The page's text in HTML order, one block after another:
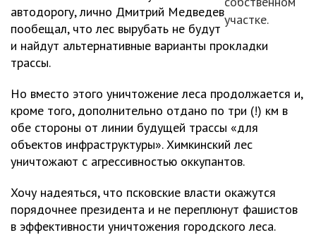
участке.
автодорогу, лично Дмитрий Медведев
пообещал, что лес вырубать не будут
и найдут альтернативные варианты прокладки
трассы.
Но вместо этого уничтожение леса продолжается и,
кроме того, дополнительно отдано по три (!) км в
обе стороны от линии будущей трассы «для
объектов инфраструктуры». Химкинский лес
уничтожают с агрессивностью оккупантов.
Хочу надеяться, что псковские власти окажутся
порядочнее президента и не переплюнут фашистов
в эффективности уничтожения городского леса.